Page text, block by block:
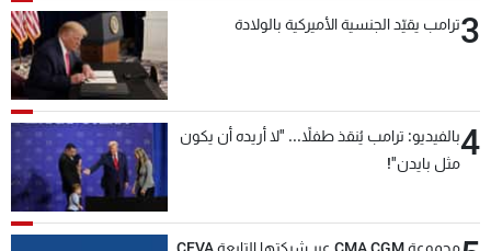
3ترامب يقيّد الجنسية الأميركية بالولادة
4بالفيديو: ترامب يُنقذ طفلاً... "لا أريده أن يكون
مثل بايدن"!